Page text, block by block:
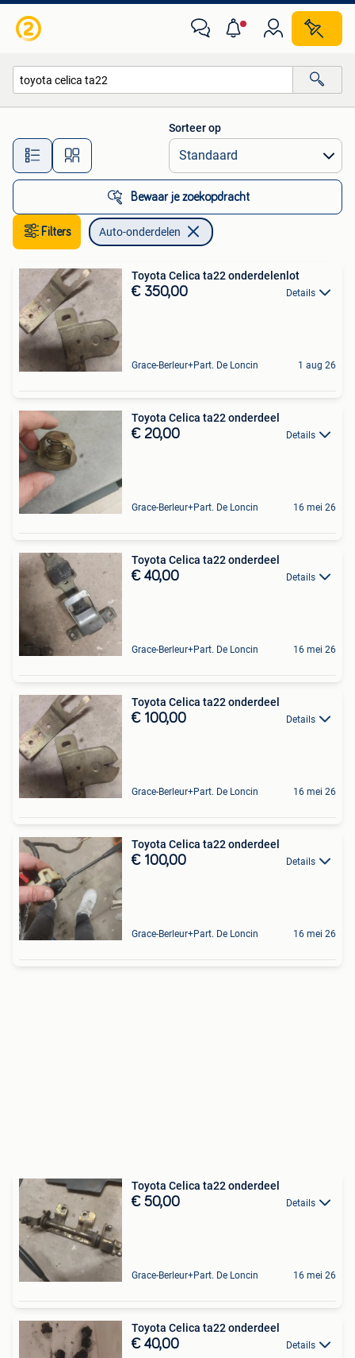
Alle afstanden…
Sorteer op
Bewaar je zoekopdracht
Filters Auto-onderdelen
Toyota Celica ta22 onderdelenlot
€ 350,00 Details
Grace-Berleur+Part. De Loncin 1 aug 26
Toyota Celica ta22 onderdeel
€ 20,00 Details
Grace-Berleur+Part. De Loncin 16 mei 26
Toyota Celica ta22 onderdeel
€ 40,00 Details
Grace-Berleur+Part. De Loncin 16 mei 26
Toyota Celica ta22 onderdeel
€ 100,00 Details
Grace-Berleur+Part. De Loncin 16 mei 26
Toyota Celica ta22 onderdeel
€ 100,00 Details
Grace-Berleur+Part. De Loncin 16 mei 26
Toyota Celica ta22 onderdeel
€ 50,00 Details
Grace-Berleur+Part. De Loncin 16 mei 26
Toyota Celica ta22 onderdeel
€ 40,00 Details